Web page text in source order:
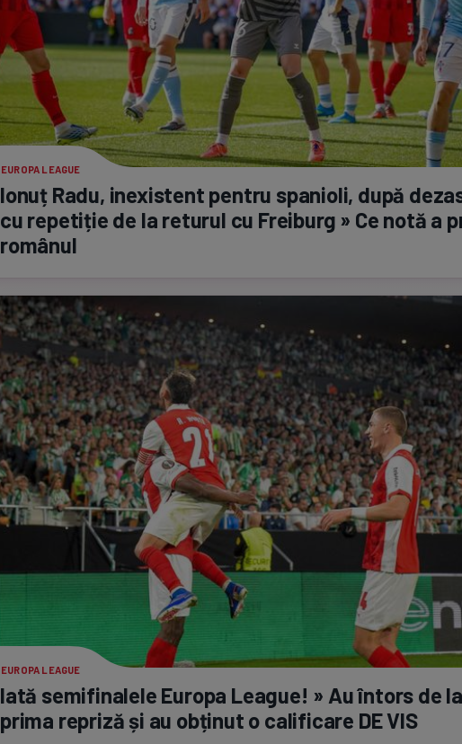
EUROPA LEAGUE
Ionuț Radu, inexistent pentru spanioli, după
cu repetiție de la returul cu Freiburg » Ce notă a
românul
EUROPA LEAGUE
Iată semifinalele Europa League! » Au întors de
prima repriză și au obținut o calificare DE VIS